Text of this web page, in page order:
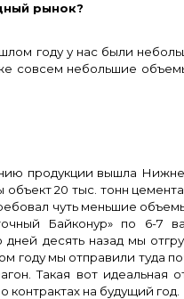
рынок?
году у нас были
совсем небольшие
продукции вышла
объект 20 тыс. тонн
чуть меньшие
Байконур» по 6-7
десять назад мы
году мы отправили туда
Такая вот идеальная
контрактах на будущий год.